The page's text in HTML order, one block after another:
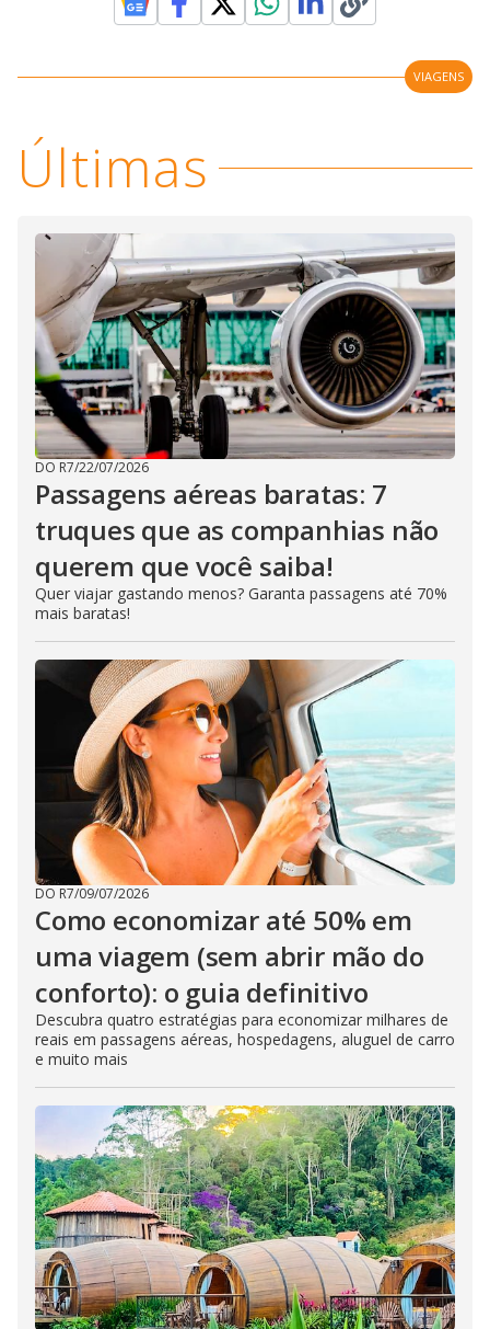
VIAGENS
Últimas
DO R7/22/07/2026
Passagens aéreas baratas: 7
truques que as companhias não
querem que você saiba!
Quer viajar gastando menos? Garanta passagens até 70%
mais baratas!
DO R7/09/07/2026
Como economizar até 50% em
uma viagem (sem abrir mão do
conforto): o guia definitivo
Descubra quatro estratégias para economizar milhares de
reais em passagens aéreas, hospedagens, aluguel de carro
e muito mais